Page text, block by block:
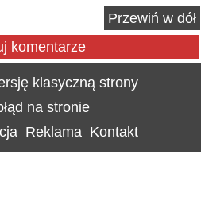
Przewiń w dół
komentarze
klasyczną strony
na stronie
Reklama Kontakt